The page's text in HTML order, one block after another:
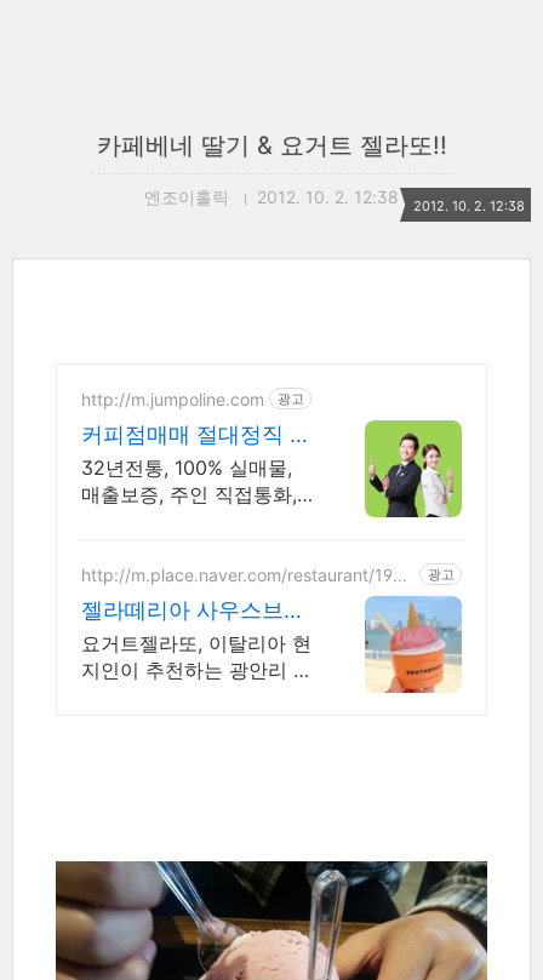
카페베네 딸기 & 요거트 젤라또!!
엔조이홀릭 2012. 10. 2. 12:38 2012. 10. 2. 12:38
http://m.jumpoline.com 광고
커피점매매 절대정직 점
포라인 빠른 직거래 & 안
전중개거래
32년전통, 100% 실매물,
매출보증, 주인 직접통화,
http://m.place.naver.com/restaurant/1943
광고
젤라떼리아 사우스브룩
광안 이탈리아에서 먹은
바로 그맛
요거트젤라또, 이탈리아 현
지인이 추천하는 광안리 인